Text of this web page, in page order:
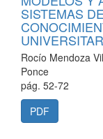
SISTEMAS
Rocío Mendoza
Ponce
pág. 52-72
PDF